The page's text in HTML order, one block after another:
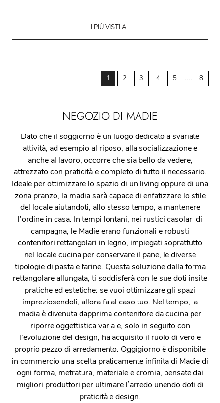
I PIÙ VISTI A :
1 2 3 4 5 .... 8
NEGOZIO DI MADIE
Dato che il soggiorno è un luogo dedicato a svariate
attività, ad esempio al riposo, alla socializzazione e
anche al lavoro, occorre che sia bello da vedere,
attrezzato con praticità e completo di tutto il necessario.
Ideale per ottimizzare lo spazio di un living oppure di una
zona pranzo, la madia sarà capace di enfatizzare lo stile
del locale aiutandoti, allo stesso tempo, a mantenere
l’ordine in casa. In tempi lontani, nei rustici casolari di
campagna, le Madie erano funzionali e robusti
contenitori rettangolari in legno, impiegati soprattutto
nel locale cucina per conservare il pane, le diverse
tipologie di pasta e farine. Questa soluzione dalla forma
rettangolare allungata, ti soddisferà con le sue doti insite
pratiche ed estetiche: se vuoi ottimizzare gli spazi
impreziosendoli, allora fa al caso tuo. Nel tempo, la
madia è divenuta dapprima contenitore da cucina per
riporre oggettistica varia e, solo in seguito con
l'evoluzione del design, ha acquisito il ruolo di vero e
proprio pezzo di arredamento. Oggigiorno è disponibile
in commercio una scelta praticamente infinita di Madie di
ogni forma, metratura, materiale e cromia, pensate dai
migliori produttori per ultimare l’arredo unendo doti di
praticità e design.